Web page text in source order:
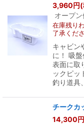
3,960円
オープン
在庫残り
了承くださ
キャビン
に！ 吸
表面に取
ックピッ
釣り道具
チークカ
14,300円